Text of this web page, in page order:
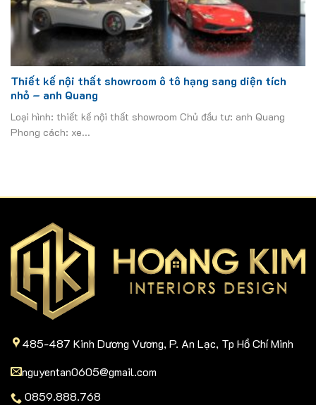
Thiết kế nội thất showroom ô tô hạng sang diện tích
nhỏ – anh Quang
Loại hình: thiết kế nội thất showroom Chủ đầu tư: anh Quang
Phong cách: xe...
485-487 Kinh Dương Vương, P. An Lạc, Tp Hồ Chí Minh
nguyentan0605@gmail.com
0859.888.768